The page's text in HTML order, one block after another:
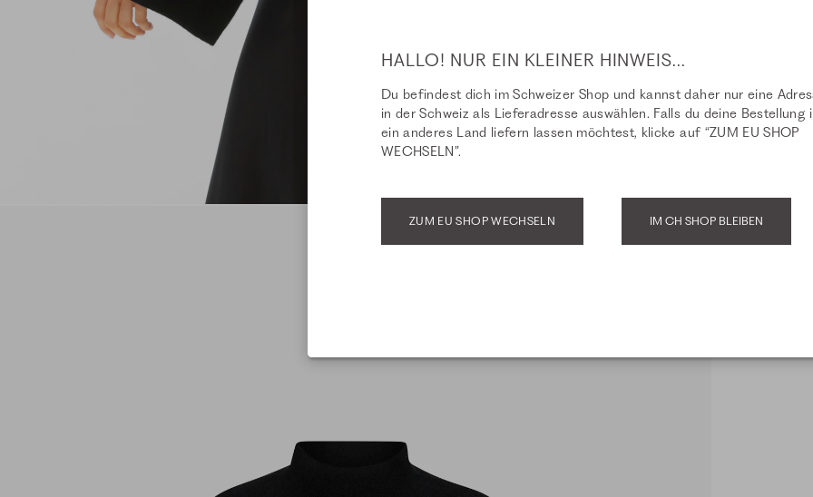
HALLO! NUR EIN KLEINER HINWEIS...
Du befindest dich im Schweizer Shop und kannst daher nur eine
in der Schweiz als Lieferadresse auswählen. Falls du deine Bestellung
ein anderes Land liefern lassen möchtest, klicke auf “ZUM EU SHOP
WECHSELN”.
ZUM EU SHOP WECHSELN IM CH SHOP BLEIBEN